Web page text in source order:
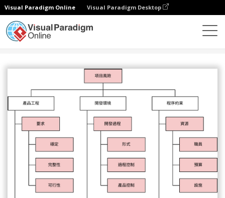
Visual Paradigm Online Visual Paradigm Desktop